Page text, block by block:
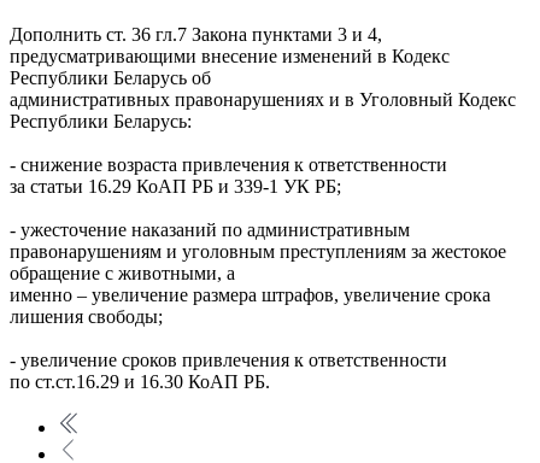
Дополнить ст. 36 гл.7 Закона пунктами 3 и 4,
предусматривающими внесение изменений в Кодекс
Республики Беларусь об
административных правонарушениях и в Уголовный Кодекс
Республики Беларусь:
- снижение возраста привлечения к ответственности
за статьи 16.29 КоАП РБ и 339-1 УК РБ;
- ужесточение наказаний по административным
правонарушениям и уголовным преступлениям за жестокое
обращение с животными, а
именно – увеличение размера штрафов, увеличение срока
лишения свободы;
- увеличение сроков привлечения к ответственности
по ст.ст.16.29 и 16.30 КоАП РБ.